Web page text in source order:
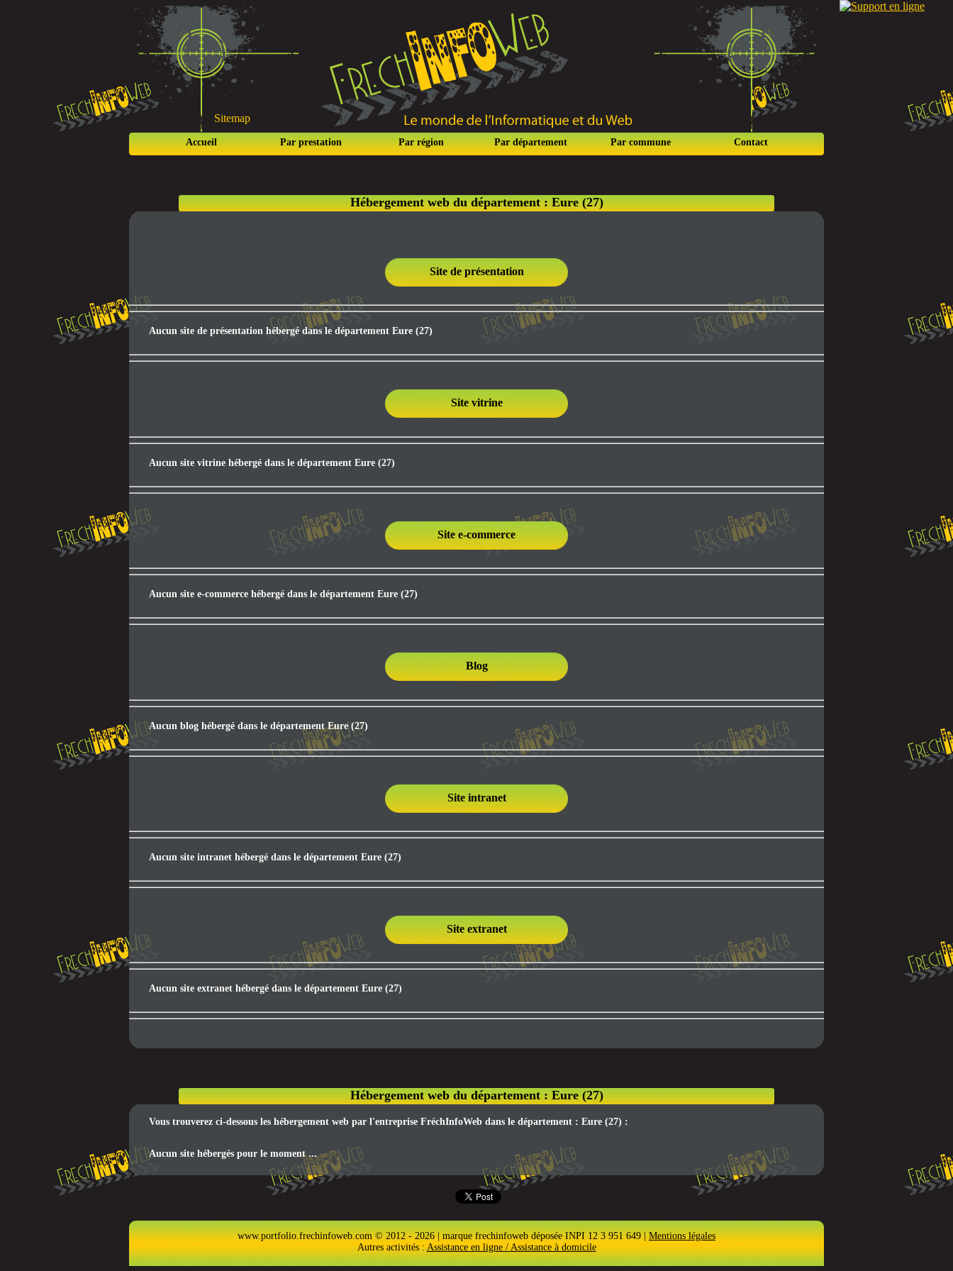
Sitemap
Accueil Par prestation Par région Par département Par commune Contact
Hébergement web du département : Eure (27)
Site de présentation
Aucun site de présentation hébergé dans le département Eure (27)
Site vitrine
Aucun site vitrine hébergé dans le département Eure (27)
Site e-commerce
Aucun site e-commerce hébergé dans le département Eure (27)
Blog
Aucun blog hébergé dans le département Eure (27)
Site intranet
Aucun site intranet hébergé dans le département Eure (27)
Site extranet
Aucun site extranet hébergé dans le département Eure (27)
Hébergement web du département : Eure (27)
Vous trouverez ci-dessous les hébergement web par l'entreprise FréchInfoWeb dans le département : Eure (27) :
Aucun site hébergés pour le moment ...
www.portfolio.frechinfoweb.com © 2012 - 2026 | marque frechinfoweb déposée INPI 12 3 951 649 |Mentions légales
Autres activités : Assistance en ligne / Assistance à domicile